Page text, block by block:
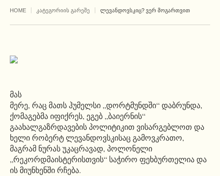
HOME ᲙᲐᲢᲔᲒᲝᲠᲘᲘᲡ ᲒᲐᲠᲔᲨᲔ ᲚᲔᲕᲐᲜᲓᲝᲕᲡᲙᲘᲪ? ᲕᲔᲠ ᲛᲝᲒᲐᲠᲗᲕᲘᲗ
მას
მერე, რაც მათს ჰუმელსი „დორტმუნდში“ დაბრუნდა,
ქომაგებმა იფიქრეს, ეგებ „ბაიერნის“
გაახალგაზრდავების პოლიტიკით ვისარგებლოთ და
ხელი რობერტ ლევანდოვსკისაც გამოვკრათო,
მაგრამ ნურას უკაცრავად, პოლონელი
„რეკორდმაისტერისთვის“ საჭირო ფეხბურთელია და
ის მიუნხენში რჩება.